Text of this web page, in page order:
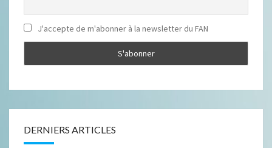
J'accepte de m'abonner à la newsletter du FAN
DERNIERS ARTICLES